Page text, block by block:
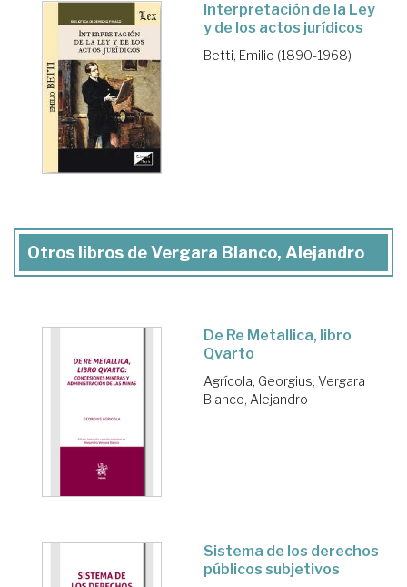
Interpretación de la Ley
y de los actos jurídicos
Betti, Emilio (1890-1968)
Otros libros de Vergara Blanco, Alejandro
De Re Metallica, libro
Qvarto
Agrícola, Georgius; Vergara
Blanco, Alejandro
Sistema de los derechos
públicos subjetivos